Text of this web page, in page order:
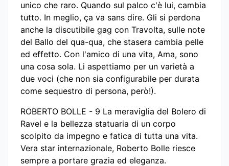
unico che raro. Quando sul palco c'è lui, cambia
tutto. In meglio, ça va sans dire. Gli si perdona
anche la discutibile gag con Travolta, sulle note
del Ballo del qua-qua, che stasera cambia pelle
ed effetto. Con l'amico di una vita, Ama, sono
una cosa sola. Li aspettiamo per un varietà a
due voci (che non sia configurabile per durata
come sequestro di persona, però!).
ROBERTO BOLLE - 9 La meraviglia del Bolero di
Ravel e la bellezza statuaria di un corpo
scolpito da impegno e fatica di tutta una vita.
Vera star internazionale, Roberto Bolle riesce
sempre a portare grazia ed eleganza.